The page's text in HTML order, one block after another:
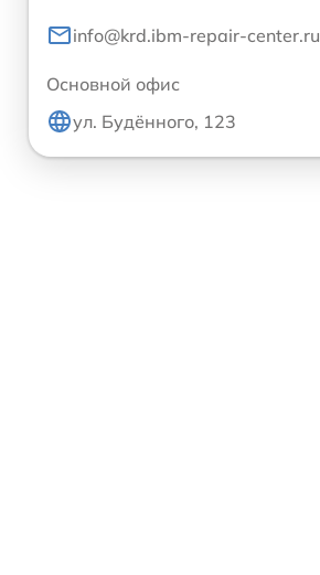
info@krd.ibm-repair-center.ru
Основной офис
ул. Будённого, 123